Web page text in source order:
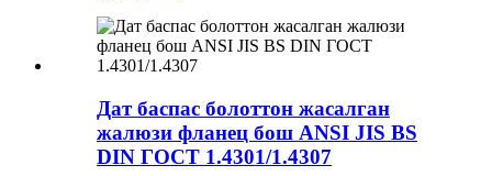
Дат баспас болоттон жасалган
жалюзи фланец бош ANSI JIS BS
DIN ГОСТ 1.4301/1.4307